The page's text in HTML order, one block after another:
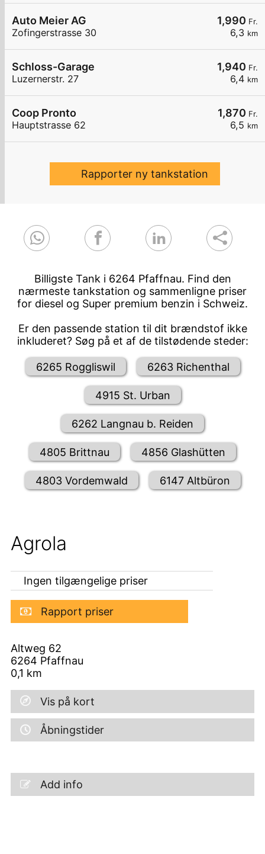
1,990 Fr.
6,3 km
Auto Meier AG
Zofingerstrasse 30
1,940 Fr.
6,4 km
Schloss-Garage
Luzernerstr. 27
1,870 Fr.
6,5 km
Coop Pronto
Hauptstrasse 62
Rapporter ny tankstation
Billigste Tank i 6264 Pfaffnau. Find den
nærmeste tankstation og sammenligne priser
for diesel og Super premium benzin i Schweiz.
Er den passende station til dit brændstof ikke
inkluderet? Søg på et af de tilstødende steder:
6265 Roggliswil 6263 Richenthal
4915 St. Urban
6262 Langnau b. Reiden
4805 Brittnau 4856 Glashütten
4803 Vordemwald 6147 Altbüron
Agrola
Ingen tilgængelige priser
Rapport priser
Altweg 62
6264 Pfaffnau
0,1 km
Vis på kort
Åbningstider
Add info